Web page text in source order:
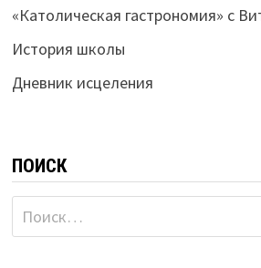
«Католическая гастрономия» с
История школы
Дневник исцеления
ПОИСК
Найти: